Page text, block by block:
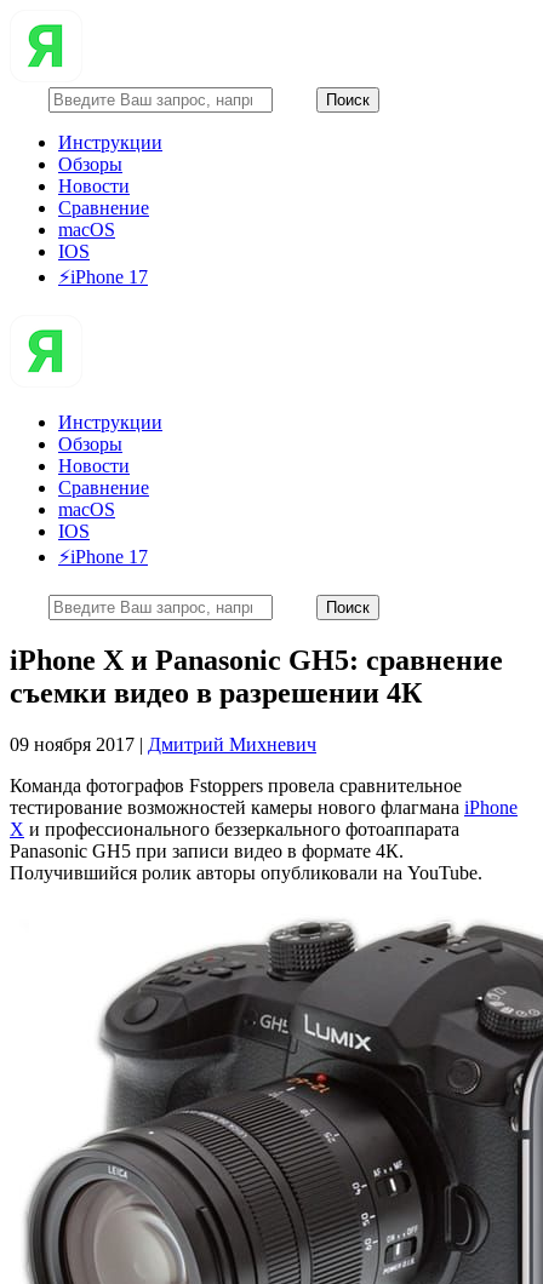
Инструкции
Обзоры
Новости
Сравнение
macOS
IOS
⚡️iPhone 17
Инструкции
Обзоры
Новости
Сравнение
macOS
IOS
⚡️iPhone 17
iPhone X и Panasonic GH5: сравнение
cъемки видео в разрешении 4К
09 ноября 2017 | Дмитрий Михневич
Команда фотографов Fstoppers провела сравнительное
тестирование возможностей камеры нового флагмана iPhone
X и профессионального беззеркального фотоаппарата
Panasonic GH5 при записи видео в формате 4К.
Получившийся ролик авторы опубликовали на YouTube.